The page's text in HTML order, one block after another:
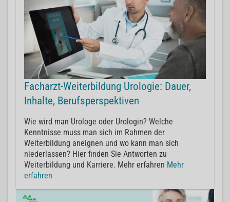
Facharzt-Weiterbildung Urologie: Dauer,
Inhalte, Berufsperspektiven
Wie wird man Urologe oder Urologin? Welche
Kenntnisse muss man sich im Rahmen der
Weiterbildung aneignen und wo kann man sich
niederlassen? Hier finden Sie Antworten zu
Weiterbildung und Karriere. Mehr erfahren Mehr
erfahren